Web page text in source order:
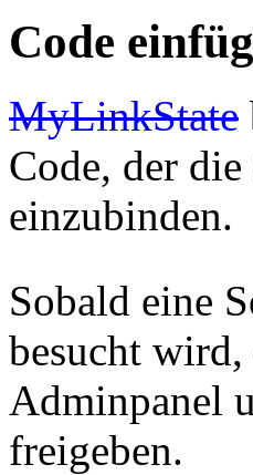
Code
MyLinkState
Code, der
einzubinden.
Sobald eine
besucht
Adminpanel
freigeben.